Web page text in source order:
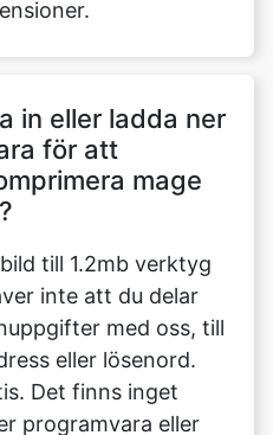
in eller ladda ner
till 1.2mb verktyg
inte att du delar
med oss, till
eller lösenord.
Det finns inget
programvara eller
eftersom vår
verktyg sparas